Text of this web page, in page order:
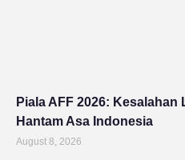
Piala AFF 2026:
Hantam Asa Indonesia
August 8, 2026